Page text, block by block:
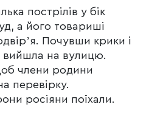
пострілів у бік
а його товариші
Почувши крики і
вийшла на вулицю.
члени родини
перевірку.
росіяни поїхали.